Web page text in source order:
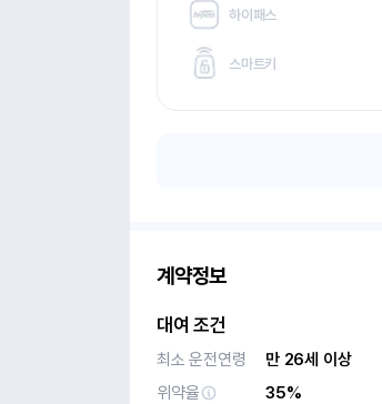
하이패스
스마트키
계약정보
대여 조건
최소 운전연령
만 26세 이상
위약율
35%